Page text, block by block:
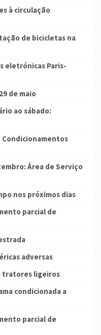
à circulação
de bicicletas na
eletrónicas Paris-
de maio
ao sábado:
Condicionamentos
Área de Serviço
nos próximos dias
parcial de
adversas
tratores ligeiros
condicionada a
parcial de